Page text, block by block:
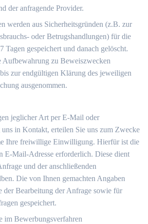
der anfragende Provider.
werden aus Sicherheitsgründen (z.B. zur
oder Betrugshandlungen) für die
Tagen gespeichert und danach gelöscht.
Aufbewahrung zu Beweiszwecken
zur endgültigen Klärung des jeweiligen
ausgenommen.
jeglicher Art per E-Mail oder
in Kontakt, erteilen Sie uns zum Zwecke
Ihre freiwillige Einwilligung. Hierfür ist die
E-Mail-Adresse erforderlich. Diese dient
und der anschließenden
Die von Ihnen gemachten Angaben
der Bearbeitung der Anfrage sowie für
gespeichert.
im Bewerbungsverfahren